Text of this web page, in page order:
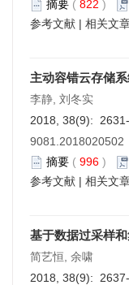
摘要 ( 822 )
参考文献 | 相关文
主动容错云存储
李静, 刘冬实
2018, 38(9):
9081.2018020502
摘要 ( 996 )
参考文献 | 相关文
基于数据过采样
简艺恒, 余啸
2018, 38(9):